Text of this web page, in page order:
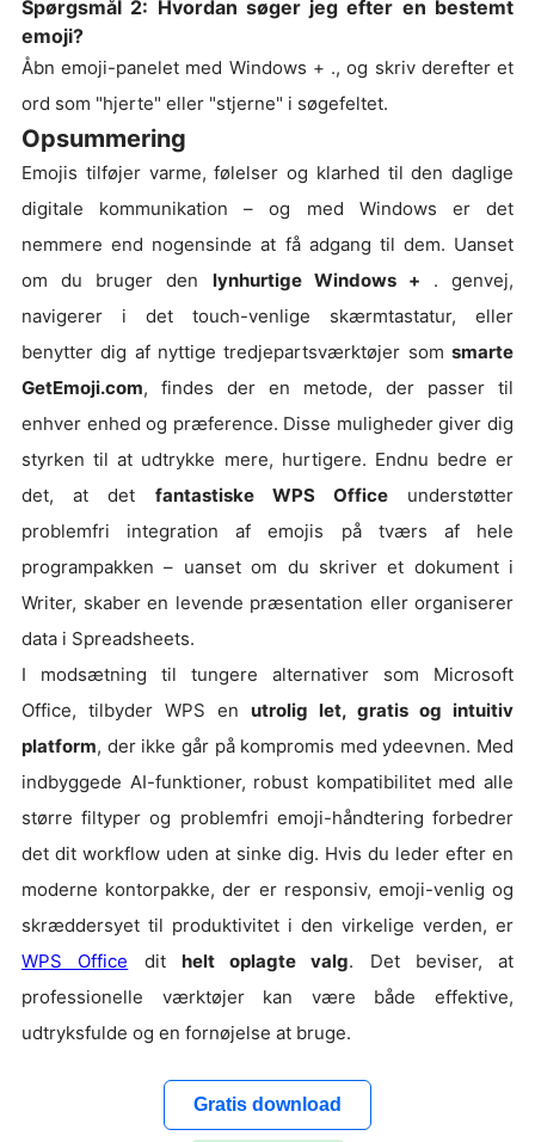
Spørgsmål 2: Hvordan søger jeg efter en bestemt
emoji?
Åbn emoji-panelet med Windows + ., og skriv derefter et
ord som "hjerte" eller "stjerne" i søgefeltet.
Opsummering
Emojis tilføjer varme, følelser og klarhed til den daglige
digitale kommunikation – og med Windows er det
nemmere end nogensinde at få adgang til dem. Uanset
om du bruger den lynhurtige Windows + . genvej,
navigerer i det touch-venlige skærmtastatur, eller
benytter dig af nyttige tredjepartsværktøjer som smarte
GetEmoji.com, findes der en metode, der passer til
enhver enhed og præference. Disse muligheder giver dig
styrken til at udtrykke mere, hurtigere. Endnu bedre er
det, at det fantastiske WPS Officeunderstøtter
problemfri integration af emojis på tværs af hele
programpakken – uanset om du skriver et dokument i
Writer, skaber en levende præsentation eller organiserer
data i Spreadsheets.
I modsætning til tungere alternativer som Microsoft
Office, tilbyder WPS en utrolig let, gratis og intuitiv
platform, der ikke går på kompromis med ydeevnen. Med
indbyggede AI-funktioner, robust kompatibilitet med alle
større filtyper og problemfri emoji-håndtering forbedrer
det dit workflow uden at sinke dig. Hvis du leder efter en
moderne kontorpakke, der er responsiv, emoji-venlig og
skræddersyet til produktivitet i den virkelige verden, er
WPS Office dit helt oplagte valg. Det beviser, at
professionelle værktøjer kan være både effektive,
udtryksfulde og en fornøjelse at bruge.
Gratis download